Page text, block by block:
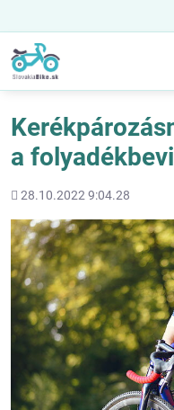
a
Hozááadott
28.10.2022 9:04.28